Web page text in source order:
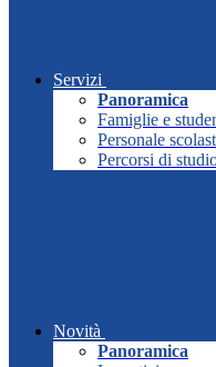
Servizi
Panoramica
Famiglie e
Personale
Percorsi di
Novità
Panoramica